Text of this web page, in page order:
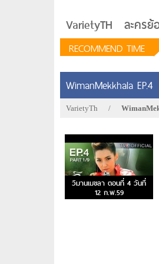
VarietyTH ละครย้
RECOMMEND TIME
WimanMekkhala EP.4
VarietyTh /
วิมานเมขลา ตอนที่ 4 วันที่
12 ก.พ.59